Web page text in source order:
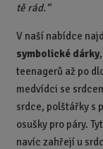
tě rád.“
V naší nabídce
symbolické dárky
teenagerů až po
medvídci se
srdce, polštářky s
osušky pro páry.
navíc zahřejí u